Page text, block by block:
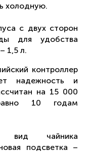
холодную.
с двух сторон
для удобства
1,5 л.
контроллер
надежность и
на 15 000
10 годам
вид чайника
подсветка –